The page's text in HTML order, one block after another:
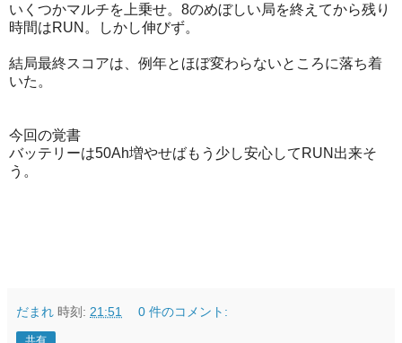
いくつかマルチを上乗せ。8のめぼしい局を終えてから残り
時間はRUN。しかし伸びず。
結局最終スコアは、例年とほぼ変わらないところに落ち着
いた。
今回の覚書
バッテリーは50Ah増やせばもう少し安心してRUN出来そ
う。
だまれ 時刻: 21:51 0 件のコメント:
共有